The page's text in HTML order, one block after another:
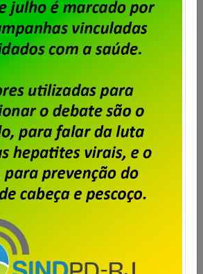
ser descontado […]